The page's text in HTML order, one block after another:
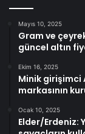
Mayıs 10, 2025
Gram ve
güncel altın
Ekim 16, 2025
Minik girişimci
markasının
Ocak 10, 2025
Elder/Erdeniz: